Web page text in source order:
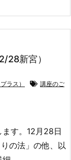
28新宮）
ラス）
講座のご
ます。12月28日
の法」の他、以